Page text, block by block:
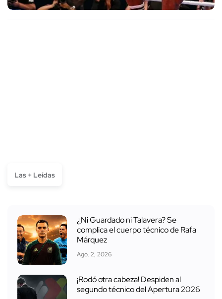
Las + Leídas
¿Ni Guardado ni Talavera? Se
complica el cuerpo técnico de Rafa
Márquez
Ago. 2, 2026
¡Rodó otra cabeza! Despiden al
segundo técnico del Apertura 2026